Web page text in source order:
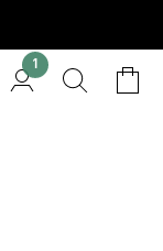
1